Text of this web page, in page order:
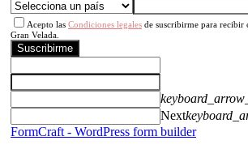
Acepto las Condiciones legales de suscribirme para recibir
Gran Velada.
Suscribirme
Next
FormCraft - WordPress form builder